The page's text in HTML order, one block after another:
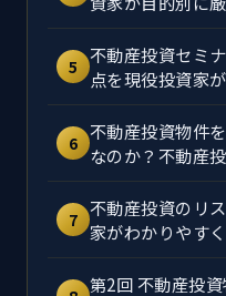
5
不動産投資セミ
点を現役投資家
6 不動産投資物件
なのか？不動産
7 不動産投資のリ
家がわかりやす
第2回 不動産投